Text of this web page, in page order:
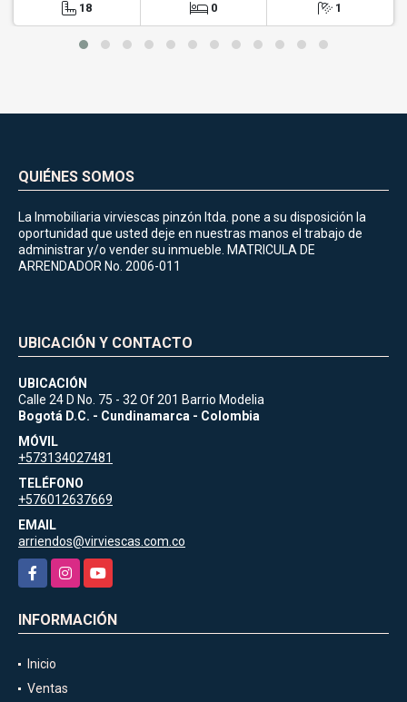
18 0 1
QUIÉNES SOMOS
La Inmobiliaria virviescas pinzón ltda. pone a su disposición la
oportunidad que usted deje en nuestras manos el trabajo de
administrar y/o vender su inmueble. MATRICULA DE
ARRENDADOR No. 2006-011
UBICACIÓN Y CONTACTO
UBICACIÓN
Calle 24 D No. 75 - 32 Of 201 Barrio Modelia
Bogotá D.C. - Cundinamarca - Colombia
MÓVIL
+573134027481
TELÉFONO
+576012637669
EMAIL
arriendos@virviescas.com.co
FacebookInstagramYouTube
INFORMACIÓN
Inicio
Ventas